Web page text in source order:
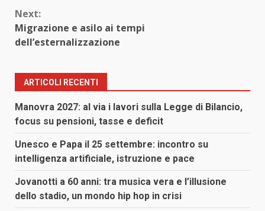
Next:
Migrazione e asilo ai tempi
dell’esternalizzazione
ARTICOLI RECENTI
Manovra 2027: al via i lavori sulla Legge di Bilancio,
focus su pensioni, tasse e deficit
Unesco e Papa il 25 settembre: incontro su
intelligenza artificiale, istruzione e pace
Jovanotti a 60 anni: tra musica vera e l’illusione
dello stadio, un mondo hip hop in crisi